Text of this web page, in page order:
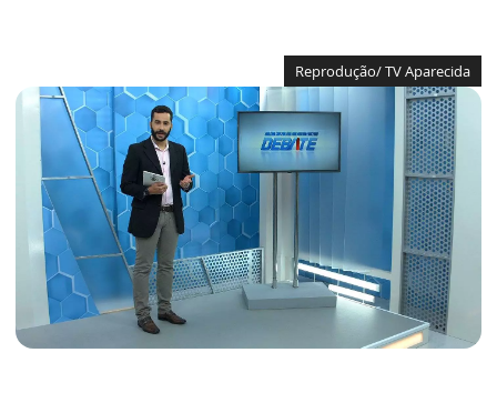
Reprodução/ TV Aparecida